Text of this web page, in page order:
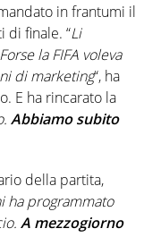
in frantumi il
di finale. “Li
la FIFA voleva
di marketing“, ha
E ha rincarato la
Abbiamo subito
della partita,
ha programmato
A mezzogiorno